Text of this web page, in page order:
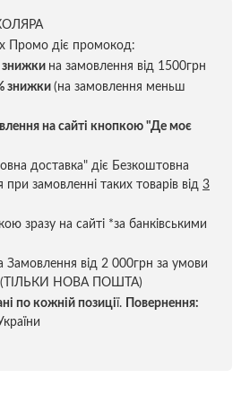
Промо діє промокод:
знижки на замовлення від 1500грн
знижки (на замовлення меньш
на сайті кнопкою "Де моє
доставка" діє Безкоштовна
при замовленні таких товарів від 3
зразу на сайті *за банківськими
Замовлення від 2 000грн за умови
(ТІЛЬКИ НОВА ПОШТА)
по кожній позиції.
Повернення: